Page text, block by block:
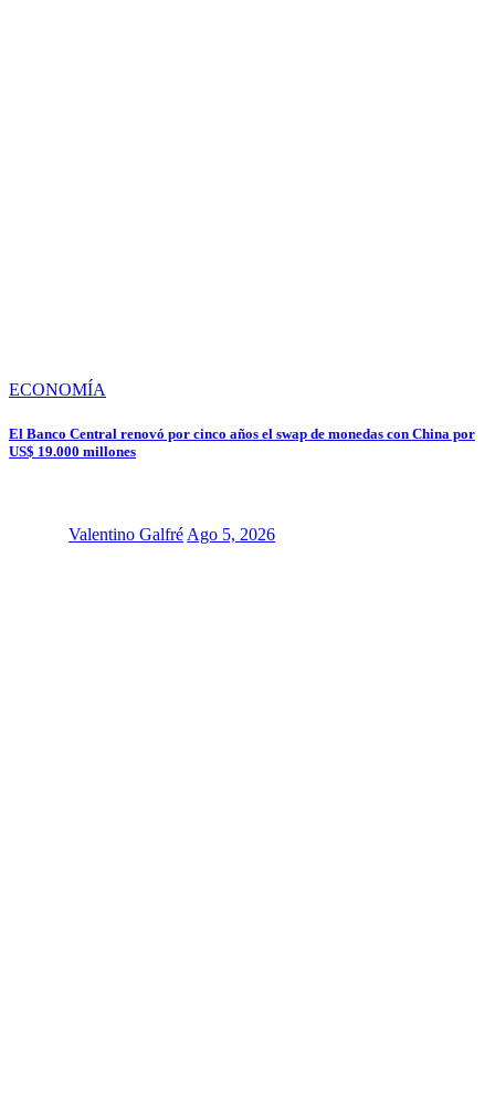
ECONOMÍA
El Banco Central renovó por cinco años el swap de monedas con China por
US$ 19.000 millones
Valentino Galfré Ago 5, 2026